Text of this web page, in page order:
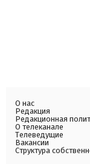
О нас
Редакция
Редакционная
О телеканале
Телеведущие
Вакансии
Структура